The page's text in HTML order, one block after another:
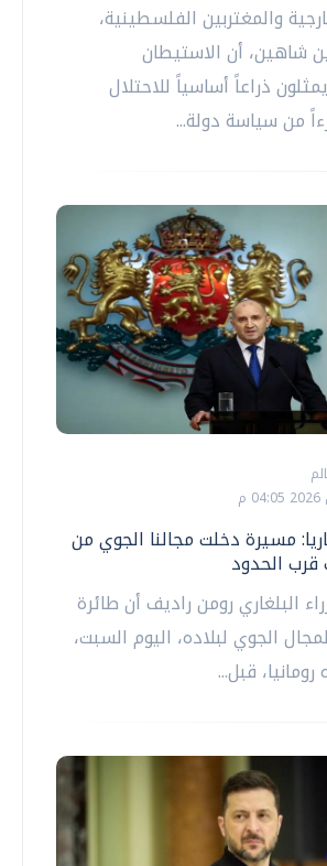
والمغتربين الفلسطينية،
شاهين، أن الاستيطان
ذراعاً أساسياً للاحتلال
من سياسة دولة...
مسيرة دخلت مجالنا الجوي من
قرب الحدود
البلغاري رومن راديف أن طائرة
الجوي لبلاده، اليوم السبت،
قبل...